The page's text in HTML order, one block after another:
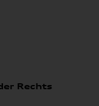
Rechts